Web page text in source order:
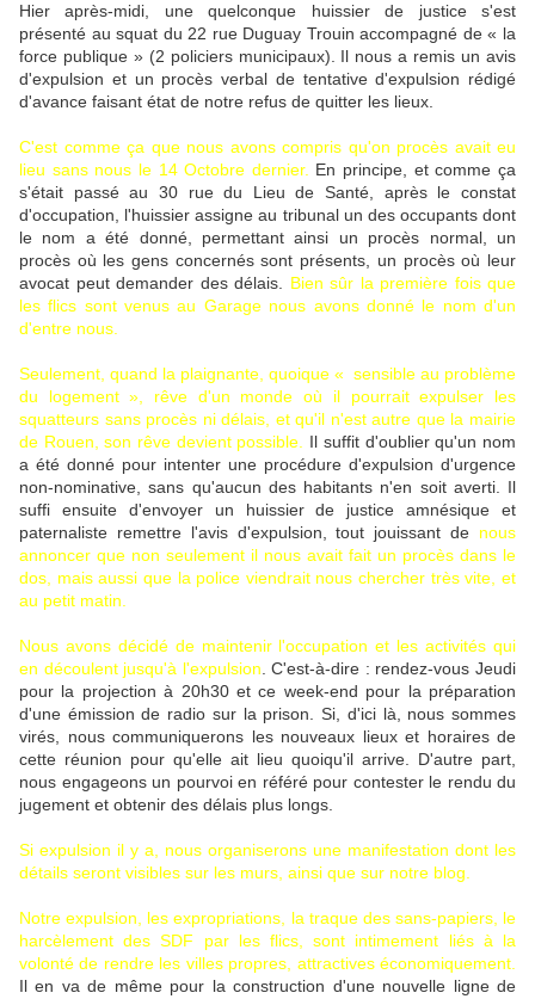
Hier après-midi, une quelconque huissier de justice s'est
présenté au squat du 22 rue Duguay Trouin accompagné de « la
force publique » (2 policiers municipaux). Il nous a remis un avis
d'expulsion et un procès verbal de tentative d'expulsion rédigé
d'avance faisant état de notre refus de quitter les lieux.
C'est comme ça que nous avons compris qu'on procès avait eu
lieu sans nous le 14 Octobre dernier. En principe, et comme ça
s'était passé au 30 rue du Lieu de Santé, après le constat
d'occupation, l'huissier assigne au tribunal un des occupants dont
le nom a été donné, permettant ainsi un procès normal, un
procès où les gens concernés sont présents, un procès où leur
avocat peut demander des délais. Bien sûr la première fois que
les flics sont venus au Garage nous avons donné le nom d'un
d'entre nous.
Seulement, quand la plaignante, quoique « sensible au problème
du logement », rêve d'un monde où il pourrait expulser les
squatteurs sans procès ni délais, et qu'il n'est autre que la mairie
de Rouen, son rêve devient possible.
Il suffit d'oublier qu'un nom
a été donné pour intenter une procédure d'expulsion d'urgence
non-nominative, sans qu'aucun des habitants n'en soit averti. Il
suffi ensuite d'envoyer un huissier de justice amnésique et
paternaliste remettre l'avis d'expulsion, tout jouissant de nous
annoncer que non seulement il nous avait fait un procès dans le
dos, mais aussi que la police viendrait nous chercher très vite, et
au petit matin.
Nous avons décidé de maintenir l'occupation et les activités qui
en découlent jusqu'à l'expulsion . C'est-à-dire : rendez-vous Jeudi
pour la projection à 20h30 et ce week-end pour la préparation
d'une émission de radio sur la prison. Si, d'ici là, nous sommes
virés, nous communiquerons les nouveaux lieux et horaires de
cette réunion pour qu'elle ait lieu quoiqu'il arrive. D'autre part,
nous engageons un pourvoi en référé pour contester le rendu du
jugement et obtenir des délais plus longs.
Si expulsion il y a, nous organiserons une manifestation dont les
détails seront visibles sur les murs, ainsi que sur notre blog.
Notre expulsion, les expropriations, la traque des sans-papiers, le
harcèlement des SDF par les flics, sont intimement liés à la
volonté de rendre les villes propres, attractives économiquement.
Il en va de même pour la construction d'une nouvelle ligne de